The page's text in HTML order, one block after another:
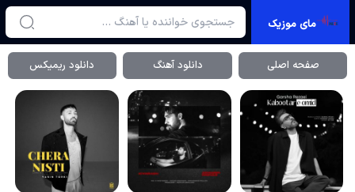
مای موزیک
صفحه اصلی دانلود آهنگ دانلود ریمیکس